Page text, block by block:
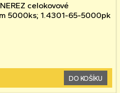
celokovové
5000ks; 1.4301-65-5000pk
DO KOŠÍKU